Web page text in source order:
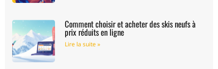
Comment choisir et acheter des skis neufs à
prix réduits en ligne
Lire la suite »